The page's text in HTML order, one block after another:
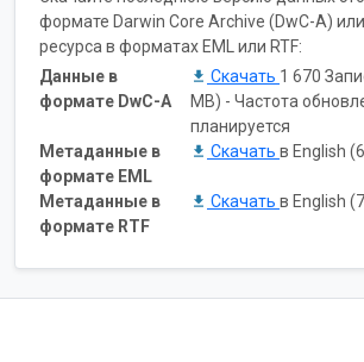
формате Darwin Core Archive (DwC-A)
ресурса в форматах EML или RTF:
Данные в
формате DwC-A
Скачать 1 670
MB) - Частота
планируется
Метаданные в
формате EML
Скачать в English
Метаданные в
формате RTF
Скачать в English